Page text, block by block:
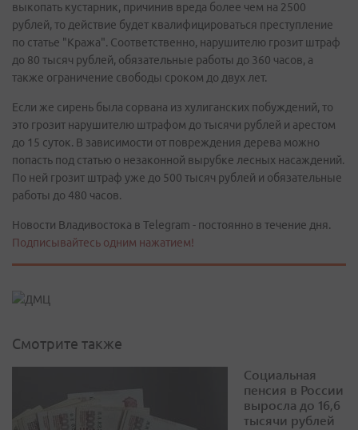
выкопать кустарник, причинив вреда более чем на 2500
рублей, то действие будет квалифицироваться преступление
по статье "Кража". Соответственно, нарушителю грозит штраф
до 80 тысяч рублей, обязательные работы до 360 часов, а
также ограничение свободы сроком до двух лет.
Если же сирень была сорвана из хулиганских побуждений, то
это грозит нарушителю штрафом до тысячи рублей и арестом
до 15 суток. В зависимости от повреждения дерева можно
попасть под статью о незаконной вырубке лесных насаждений.
По ней грозит штраф уже до 500 тысяч рублей и обязательные
работы до 480 часов.
Новости Владивостока в Telegram - постоянно в течение дня.
Подписывайтесь одним нажатием!
Смотрите также
Социальная
пенсия в России
выросла до 16,6
тысячи рублей